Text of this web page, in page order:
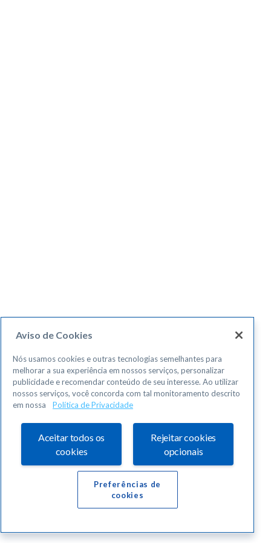
Aviso de Cookies
Nós usamos cookies e outras tecnologias semelhantes para
melhorar a sua experiência em nossos serviços, personalizar
publicidade e recomendar conteúdo de seu interesse. Ao utilizar
nossos serviços, você concorda com tal monitoramento descrito
em nossa
Política de Privacidade
Aceitar todos os
cookies
Rejeitar cookies
opcionais
Preferências de
cookies